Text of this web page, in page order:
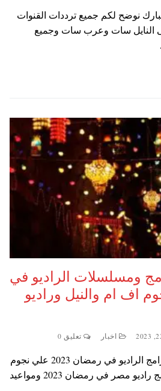
نوضح لكم جميع ترددات القنوات
الإسلامية 2026 على النايل سات وعرب سات وجميع
ومسلسلات الراديو في
2023 نجوم اف ام والنيل وراديو
اخبار تعليق 0
نقدم لكم جدول مواعيد برامج الراديو في رمضان 2023 علي نجوم
اف ام والراديو 9090 وبرامج راديو مصر في رمضان 2023 ومواعيد